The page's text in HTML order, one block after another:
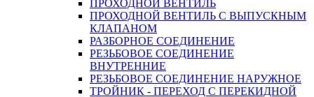
ПРОХОДНОЙ ВЕНТИЛЬ
ПРОХОДНОЙ ВЕНТИЛЬ С ВЫПУСКНЫМ
КЛАПАНОМ
РАЗБОРНОЕ СОЕДИНЕНИЕ
РЕЗЬБОВОЕ СОЕДИНЕНИЕ
ВНУТРЕННИЕ
РЕЗЬБОВОЕ СОЕДИНЕНИЕ НАРУЖНОЕ
ТРОЙНИК - ПЕРЕХОД С ПЕРЕКИДНОЙ